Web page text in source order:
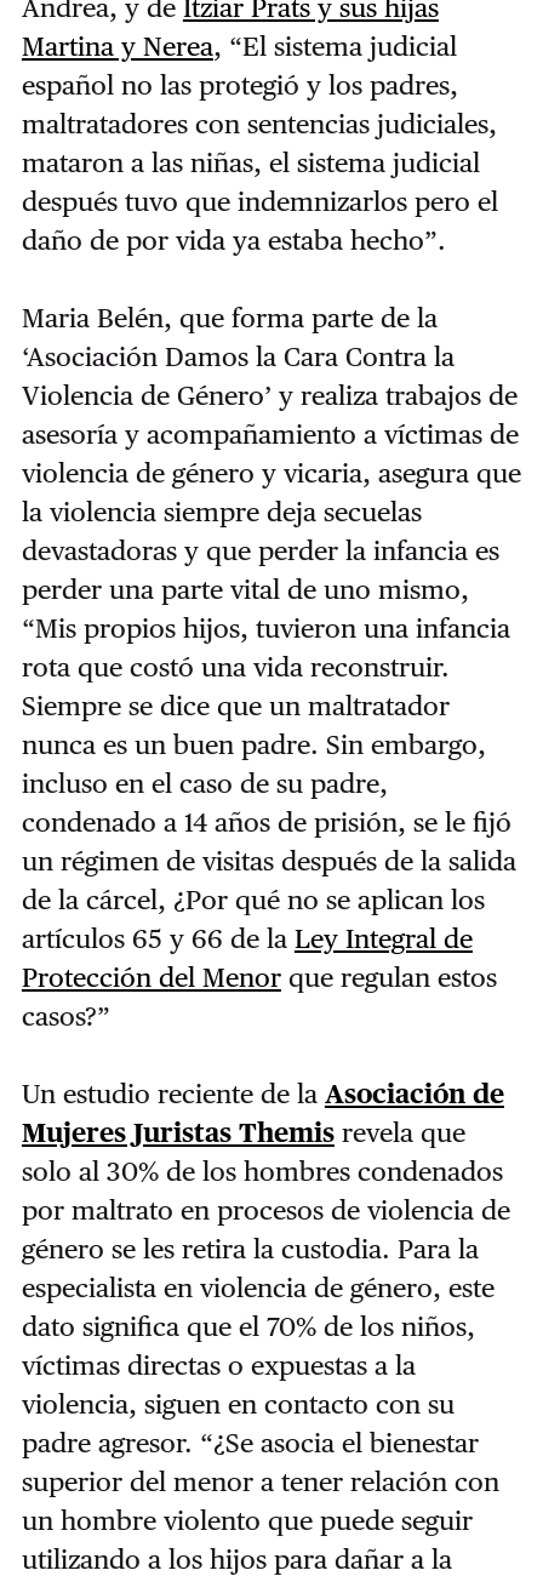
Andrea, y de Itziar Prats y sus hijas
Martina y Nerea, “El sistema judicial
español no las protegió y los padres,
maltratadores con sentencias judiciales,
mataron a las niñas, el sistema judicial
después tuvo que indemnizarlos pero el
daño de por vida ya estaba hecho”.
Maria Belén, que forma parte de la
‘Asociación Damos la Cara Contra la
Violencia de Género’ y realiza trabajos de
asesoría y acompañamiento a víctimas de
violencia de género y vicaria, asegura que
la violencia siempre deja secuelas
devastadoras y que perder la infancia es
perder una parte vital de uno mismo,
“Mis propios hijos, tuvieron una infancia
rota que costó una vida reconstruir.
Siempre se dice que un maltratador
nunca es un buen padre. Sin embargo,
incluso en el caso de su padre,
condenado a 14 años de prisión, se le fijó
un régimen de visitas después de la salida
de la cárcel, ¿Por qué no se aplican los
artículos 65 y 66 de la Ley Integral de
Protección del Menorque regulan estos
casos?”
Un estudio reciente de la Asociación de
Mujeres Juristas Themisrevela que
solo al 30% de los hombres condenados
por maltrato en procesos de violencia de
género se les retira la custodia. Para la
especialista en violencia de género, este
dato significa que el 70% de los niños,
víctimas directas o expuestas a la
violencia, siguen en contacto con su
padre agresor. “¿Se asocia el bienestar
superior del menor a tener relación con
un hombre violento que puede seguir
utilizando a los hijos para dañar a la